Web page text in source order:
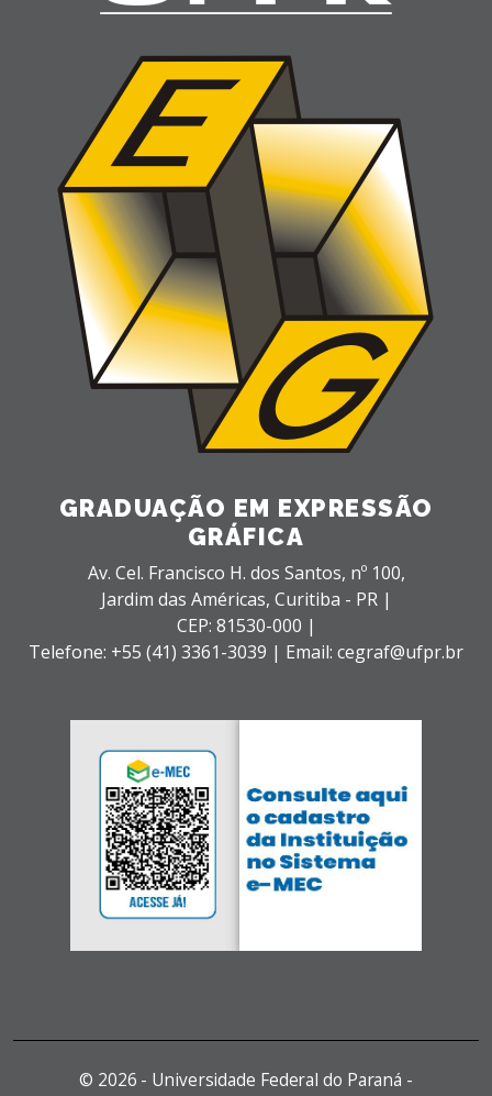
GRADUAÇÃO EM EXPRESSÃO
GRÁFICA
Av. Cel. Francisco H. dos Santos, nº 100,
Jardim das Américas, Curitiba - PR |
CEP: 81530-000 |
Telefone: +55 (41) 3361-3039 | Email: cegraf@ufpr.br
© 2026 - Universidade Federal do Paraná -